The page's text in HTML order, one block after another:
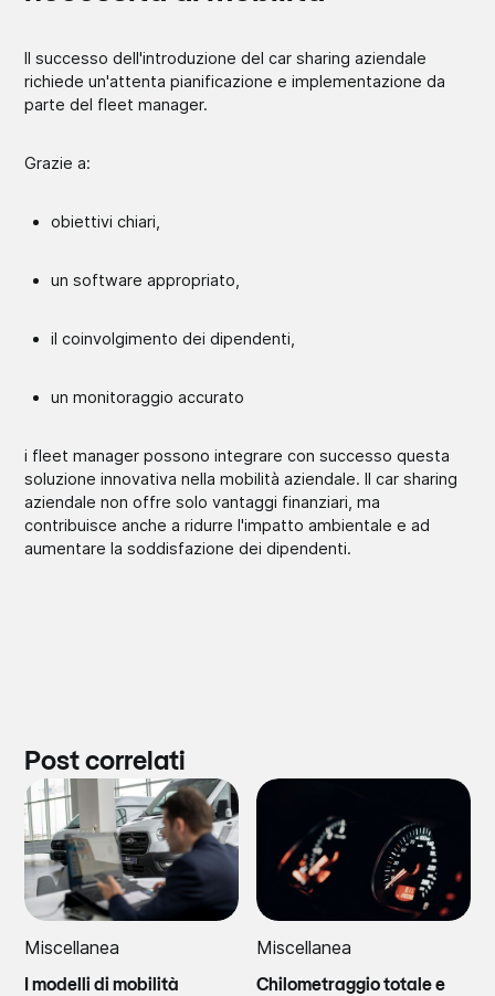
Il successo dell'introduzione del car sharing aziendale
richiede un'attenta pianificazione e implementazione da
parte del fleet manager.
Grazie a:
obiettivi chiari,
un software appropriato,
il coinvolgimento dei dipendenti,
un monitoraggio accurato
i fleet manager possono integrare con successo questa
soluzione innovativa nella mobilità aziendale. Il car sharing
aziendale non offre solo vantaggi finanziari, ma
contribuisce anche a ridurre l'impatto ambientale e ad
aumentare la soddisfazione dei dipendenti.
Post correlati
Miscellanea
I modelli di mobilità
Miscellanea
Chilometraggio totale e